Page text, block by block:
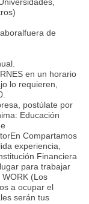
de
en un horario
lo requieren,
postúlate por
Educación
Compartamos
experiencia,
Financiera
para trabajar
(Los
a ocupar el
serán tus